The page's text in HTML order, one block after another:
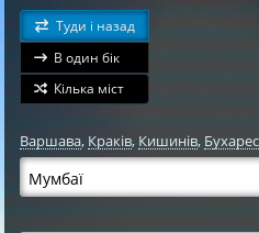
Туди і назад
В один бік
Кілька міст
Варшава, Краків,Кишинів,